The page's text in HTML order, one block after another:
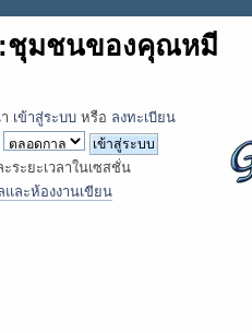
ชุมชนของคุณหมี
เข้าสู่ระบบ หรือ ลงทะเบียน
ระยะเวลาในเซสชั่น
ละห้องงานเขียน